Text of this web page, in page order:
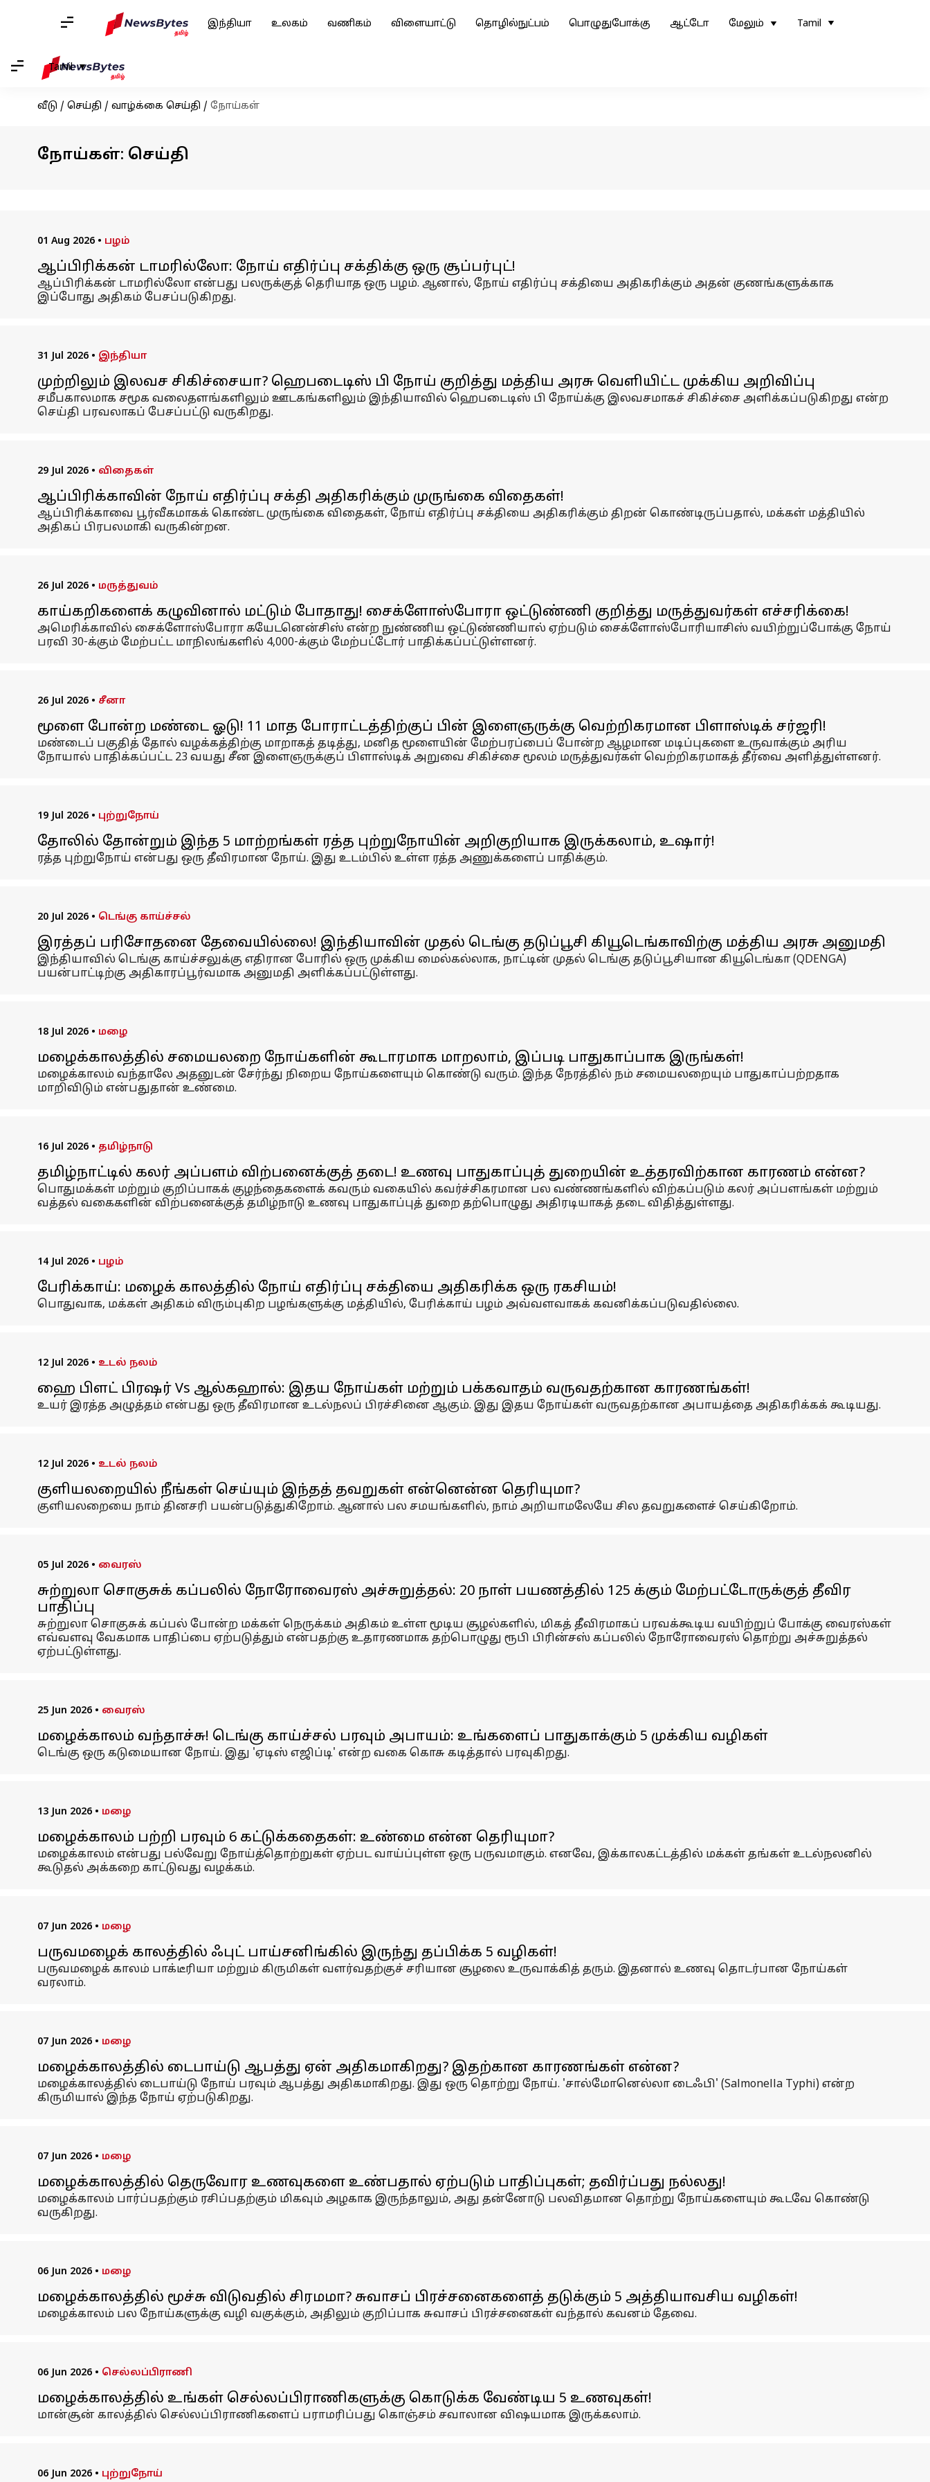
இந்தியா உலகம் வணிகம் விளையாட்டு தொழில்நுட்பம் பொழுதுபோக்கு ஆட்டோ மேலும் Tamil
Tamil
வீடு / செய்தி / வாழ்க்கை செய்தி / நோய்கள்
நோய்கள்: செய்தி
01 Aug 2026 • பழம்
ஆப்பிரிக்கன் டாமரில்லோ: நோய் எதிர்ப்பு சக்திக்கு ஒரு சூப்பர்புட்!
ஆப்பிரிக்கன் டாமரில்லோ என்பது பலருக்குத் தெரியாத ஒரு பழம். ஆனால், நோய் எதிர்ப்பு சக்தியை அதிகரிக்கும் அதன் குணங்களுக்காக
இப்போது அதிகம் பேசப்படுகிறது.
31 Jul 2026 • இந்தியா
முற்றிலும் இலவச சிகிச்சையா? ஹெபடைடிஸ் பி நோய் குறித்து மத்திய அரசு வெளியிட்ட முக்கிய அறிவிப்பு
சமீபகாலமாக சமூக வலைதளங்களிலும் ஊடகங்களிலும் இந்தியாவில் ஹெபடைடிஸ் பி நோய்க்கு இலவசமாகச் சிகிச்சை அளிக்கப்படுகிறது என்ற
செய்தி பரவலாகப் பேசப்பட்டு வருகிறது.
29 Jul 2026 • விதைகள்
ஆப்பிரிக்காவின் நோய் எதிர்ப்பு சக்தி அதிகரிக்கும் முருங்கை விதைகள்!
ஆப்பிரிக்காவை பூர்வீகமாகக் கொண்ட முருங்கை விதைகள், நோய் எதிர்ப்பு சக்தியை அதிகரிக்கும் திறன் கொண்டிருப்பதால், மக்கள் மத்தியில்
அதிகப் பிரபலமாகி வருகின்றன.
26 Jul 2026 • மருத்துவம்
காய்கறிகளைக் கழுவினால் மட்டும் போதாது! சைக்ளோஸ்போரா ஒட்டுண்ணி குறித்து மருத்துவர்கள் எச்சரிக்கை!
அமெரிக்காவில் சைக்ளோஸ்போரா கயேடனென்சிஸ் என்ற நுண்ணிய ஒட்டுண்ணியால் ஏற்படும் சைக்ளோஸ்போரியாசிஸ் வயிற்றுப்போக்கு நோய்
பரவி 30-க்கும் மேற்பட்ட மாநிலங்களில் 4,000-க்கும் மேற்பட்டோர் பாதிக்கப்பட்டுள்ளனர்.
26 Jul 2026 • சீனா
மூளை போன்ற மண்டை ஓடு! 11 மாத போராட்டத்திற்குப் பின் இளைஞருக்கு வெற்றிகரமான பிளாஸ்டிக் சர்ஜரி!
மண்டைப் பகுதித் தோல் வழக்கத்திற்கு மாறாகத் தடித்து, மனித மூளையின் மேற்பரப்பைப் போன்ற ஆழமான மடிப்புகளை உருவாக்கும் அரிய
நோயால் பாதிக்கப்பட்ட 23 வயது சீன இளைஞருக்குப் பிளாஸ்டிக் அறுவை சிகிச்சை மூலம் மருத்துவர்கள் வெற்றிகரமாகத் தீர்வை அளித்துள்ளனர்.
19 Jul 2026 • புற்றுநோய்
தோலில் தோன்றும் இந்த 5 மாற்றங்கள் ரத்த புற்றுநோயின் அறிகுறியாக இருக்கலாம், உஷார்!
ரத்த புற்றுநோய் என்பது ஒரு தீவிரமான நோய். இது உடம்பில் உள்ள ரத்த அணுக்களைப் பாதிக்கும்.
20 Jul 2026 • டெங்கு காய்ச்சல்
இரத்தப் பரிசோதனை தேவையில்லை! இந்தியாவின் முதல் டெங்கு தடுப்பூசி கியூடெங்காவிற்கு மத்திய அரசு அனுமதி
இந்தியாவில் டெங்கு காய்ச்சலுக்கு எதிரான போரில் ஒரு முக்கிய மைல்கல்லாக, நாட்டின் முதல் டெங்கு தடுப்பூசியான கியூடெங்கா (QDENGA)
பயன்பாட்டிற்கு அதிகாரப்பூர்வமாக அனுமதி அளிக்கப்பட்டுள்ளது.
18 Jul 2026 • மழை
மழைக்காலத்தில் சமையலறை நோய்களின் கூடாரமாக மாறலாம், இப்படி பாதுகாப்பாக இருங்கள்!
மழைக்காலம் வந்தாலே அதனுடன் சேர்ந்து நிறைய நோய்களையும் கொண்டு வரும். இந்த நேரத்தில் நம் சமையலறையும் பாதுகாப்பற்றதாக
மாறிவிடும் என்பதுதான் உண்மை.
16 Jul 2026 • தமிழ்நாடு
தமிழ்நாட்டில் கலர் அப்பளம் விற்பனைக்குத் தடை! உணவு பாதுகாப்புத் துறையின் உத்தரவிற்கான காரணம் என்ன?
பொதுமக்கள் மற்றும் குறிப்பாகக் குழந்தைகளைக் கவரும் வகையில் கவர்ச்சிகரமான பல வண்ணங்களில் விற்கப்படும் கலர் அப்பளங்கள் மற்றும்
வத்தல் வகைகளின் விற்பனைக்குத் தமிழ்நாடு உணவு பாதுகாப்புத் துறை தற்பொழுது அதிரடியாகத் தடை விதித்துள்ளது.
14 Jul 2026 • பழம்
பேரிக்காய்: மழைக் காலத்தில் நோய் எதிர்ப்பு சக்தியை அதிகரிக்க ஒரு ரகசியம்!
பொதுவாக, மக்கள் அதிகம் விரும்புகிற பழங்களுக்கு மத்தியில், பேரிக்காய் பழம் அவ்வளவாகக் கவனிக்கப்படுவதில்லை.
12 Jul 2026 • உடல் நலம்
ஹை பிளட் பிரஷர் Vs ஆல்கஹால்: இதய நோய்கள் மற்றும் பக்கவாதம் வருவதற்கான காரணங்கள்!
உயர் இரத்த அழுத்தம் என்பது ஒரு தீவிரமான உடல்நலப் பிரச்சினை ஆகும். இது இதய நோய்கள் வருவதற்கான அபாயத்தை அதிகரிக்கக் கூடியது.
12 Jul 2026 • உடல் நலம்
குளியலறையில் நீங்கள் செய்யும் இந்தத் தவறுகள் என்னென்ன தெரியுமா?
குளியலறையை நாம் தினசரி பயன்படுத்துகிறோம். ஆனால் பல சமயங்களில், நாம் அறியாமலேயே சில தவறுகளைச் செய்கிறோம்.
05 Jul 2026 • வைரஸ்
சுற்றுலா சொகுசுக் கப்பலில் நோரோவைரஸ் அச்சுறுத்தல்: 20 நாள் பயணத்தில் 125 க்கும் மேற்பட்டோருக்குத் தீவிர
பாதிப்பு
சுற்றுலா சொகுசுக் கப்பல் போன்ற மக்கள் நெருக்கம் அதிகம் உள்ள மூடிய சூழல்களில், மிகத் தீவிரமாகப் பரவக்கூடிய வயிற்றுப் போக்கு வைரஸ்கள்
எவ்வளவு வேகமாக பாதிப்பை ஏற்படுத்தும் என்பதற்கு உதாரணமாக தற்பொழுது ரூபி பிரின்சஸ் கப்பலில் நோரோவைரஸ் தொற்று அச்சுறுத்தல்
ஏற்பட்டுள்ளது.
25 Jun 2026 • வைரஸ்
மழைக்காலம் வந்தாச்சு! டெங்கு காய்ச்சல் பரவும் அபாயம்: உங்களைப் பாதுகாக்கும் 5 முக்கிய வழிகள்
டெங்கு ஒரு கடுமையான நோய். இது 'ஏடிஸ் எஜிப்டி' என்ற வகை கொசு கடித்தால் பரவுகிறது.
13 Jun 2026 • மழை
மழைக்காலம் பற்றி பரவும் 6 கட்டுக்கதைகள்: உண்மை என்ன தெரியுமா?
மழைக்காலம் என்பது பல்வேறு நோய்த்தொற்றுகள் ஏற்பட வாய்ப்புள்ள ஒரு பருவமாகும். எனவே, இக்காலகட்டத்தில் மக்கள் தங்கள் உடல்நலனில்
கூடுதல் அக்கறை காட்டுவது வழக்கம்.
07 Jun 2026 • மழை
பருவமழைக் காலத்தில் ஃபுட் பாய்சனிங்கில் இருந்து தப்பிக்க 5 வழிகள்!
பருவமழைக் காலம் பாக்டீரியா மற்றும் கிருமிகள் வளர்வதற்குச் சரியான சூழலை உருவாக்கித் தரும். இதனால் உணவு தொடர்பான நோய்கள்
வரலாம்.
07 Jun 2026 • மழை
மழைக்காலத்தில் டைபாய்டு ஆபத்து ஏன் அதிகமாகிறது? இதற்கான காரணங்கள் என்ன?
மழைக்காலத்தில் டைபாய்டு நோய் பரவும் ஆபத்து அதிகமாகிறது. இது ஒரு தொற்று நோய். 'சால்மோனெல்லா டைஃபி' (Salmonella Typhi) என்ற
கிருமியால் இந்த நோய் ஏற்படுகிறது.
07 Jun 2026 • மழை
மழைக்காலத்தில் தெருவோர உணவுகளை உண்பதால் ஏற்படும் பாதிப்புகள்; தவிர்ப்பது நல்லது!
மழைக்காலம் பார்ப்பதற்கும் ரசிப்பதற்கும் மிகவும் அழகாக இருந்தாலும், அது தன்னோடு பலவிதமான தொற்று நோய்களையும் கூடவே கொண்டு
வருகிறது.
06 Jun 2026 • மழை
மழைக்காலத்தில் மூச்சு விடுவதில் சிரமமா? சுவாசப் பிரச்சனைகளைத் தடுக்கும் 5 அத்தியாவசிய வழிகள்!
மழைக்காலம் பல நோய்களுக்கு வழி வகுக்கும், அதிலும் குறிப்பாக சுவாசப் பிரச்சனைகள் வந்தால் கவனம் தேவை.
06 Jun 2026 • செல்லப்பிராணி
மழைக்காலத்தில் உங்கள் செல்லப்பிராணிகளுக்கு கொடுக்க வேண்டிய 5 உணவுகள்!
மான்சூன் காலத்தில் செல்லப்பிராணிகளைப் பராமரிப்பது கொஞ்சம் சவாலான விஷயமாக இருக்கலாம்.
06 Jun 2026 • புற்றுநோய்